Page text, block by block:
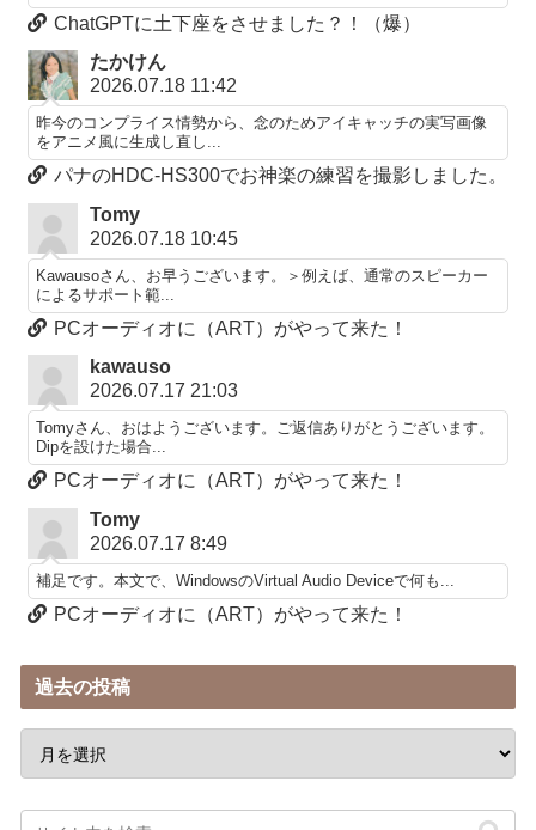
ChatGPTに土下座をさせました？！（爆）
たかけん
2026.07.18 11:42
昨今のコンプライス情勢から、念のためアイキャッチの実写画像
をアニメ風に生成し直し...
パナのHDC-HS300でお神楽の練習を撮影しました。
Tomy
2026.07.18 10:45
Kawausoさん、お早うございます。＞例えば、通常のスピーカー
によるサポート範...
PCオーディオに（ART）がやって来た！
kawauso
2026.07.17 21:03
Tomyさん、おはようございます。ご返信ありがとうございます。
Dipを設けた場合...
PCオーディオに（ART）がやって来た！
Tomy
2026.07.17 8:49
補足です。本文で、WindowsのVirtual Audio Deviceで何も...
PCオーディオに（ART）がやって来た！
過去の投稿